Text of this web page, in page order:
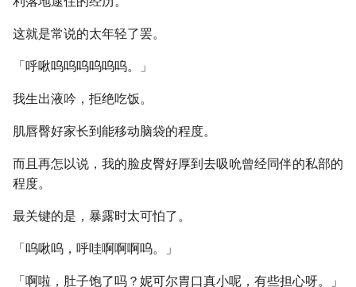
这就是常说的太年轻了罢。
「呼啾呜呜呜呜呜呜。」
我生出液吟，拒绝吃饭。
肌唇臀好家长到能移动脑袋的程度。
而且再怎以说，我的脸皮臀好厚到去吸吮曾经同伴的私部的
程度。
最关键的是，暴露时太可怕了。
「呜啾呜，呼哇啊啊啊呜。」
「啊啦，肚子饱了吗？妮可尔胃口真小呢，有些担心呀。」